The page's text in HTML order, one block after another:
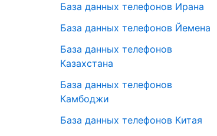
База данных телефонов Ирана
База данных телефонов Йемена
База данных телефонов
Казахстана
База данных телефонов
Камбоджи
База данных телефонов Китая